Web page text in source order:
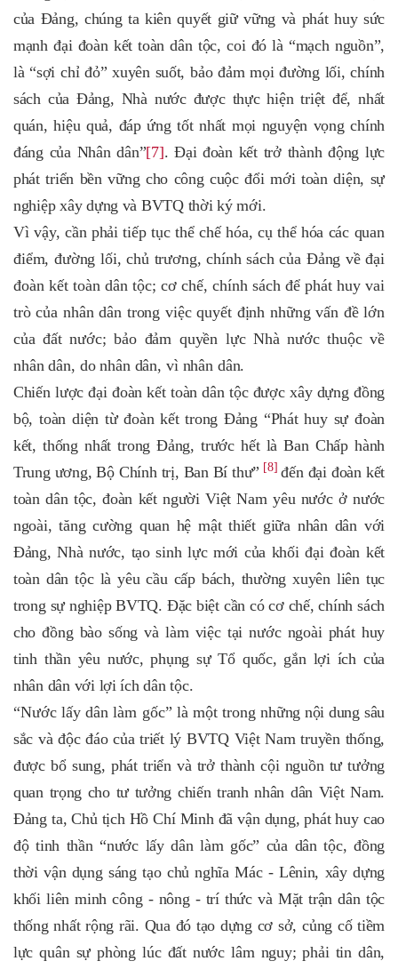
của Đảng, chúng ta kiên quyết giữ vững và phát huy sức
mạnh đại đoàn kết toàn dân tộc, coi đó là “mạch nguồn”,
là “sợi chỉ đỏ” xuyên suốt, bảo đảm mọi đường lối, chính
sách của Đảng, Nhà nước được thực hiện triệt để, nhất
quán, hiệu quả, đáp ứng tốt nhất mọi nguyện vọng chính
đáng của Nhân dân”[7]. Đại đoàn kết trở thành động lực
phát triển bền vững cho công cuộc đổi mới toàn diện, sự
nghiệp xây dựng và BVTQ thời ký mới.
Vì vậy, cần phải tiếp tục thể chế hóa, cụ thể hóa các quan
điểm, đường lối, chủ trương, chính sách của Đảng về đại
đoàn kết toàn dân tộc; cơ chế, chính sách để phát huy vai
trò của nhân dân trong việc quyết định những vấn đề lớn
của đất nước; bảo đảm quyền lực Nhà nước thuộc về
nhân dân, do nhân dân, vì nhân dân.
Chiến lược đại đoàn kết toàn dân tộc được xây dựng đồng
bộ, toàn diện từ đoàn kết trong Đảng “Phát huy sự đoàn
kết, thống nhất trong Đảng, trước hết là Ban Chấp hành
Trung ương, Bộ Chính trị, Ban Bí thư” [8] đến đại đoàn kết
toàn dân tộc, đoàn kết người Việt Nam yêu nước ở nước
ngoài,tăng cường quan hệ mật thiết giữa nhân dân với
Đảng, Nhà nước, tạo sinh lực mới của khối đại đoàn kết
toàn dân tộclà yêu cầu cấp bách, thường xuyên liên tục
trong sự nghiệp BVTQ. Đặc biệt cần có cơ chế, chính sách
cho đồng bào sống và làm việc tại nước ngoài phát huy
tinh thần yêu nước, phụng sự Tổ quốc, gắn lợi ích của
nhân dân với lợi ích dân tộc.
“Nước lấy dân làm gốc” là một trongnhững nội dung sâu
sắc và độc đáo của triết lý BVTQ Việt Nam truyền thống,
được bổ sung, phát triển và trở thành cội nguồn tư tưởng
quan trọng cho tư tưởng chiến tranh nhân dân Việt Nam.
Đảng ta, Chủ tịch Hồ Chí Minh đã vận dụng, phát huy cao
độ tinh thần “nước lấy dân làm gốc” của dân tộc, đồng
thời vận dụng sáng tạo chủ nghĩa Mác - Lênin, xây dựng
khối liên minh công - nông - trí thức và Mặt trận dân tộc
thống nhất rộng rãi. Qua đó tạo dựng cơ sở, củng cố tiềm
lực quân sự phòng lúc đất nước lâm nguy; phải tin dân,